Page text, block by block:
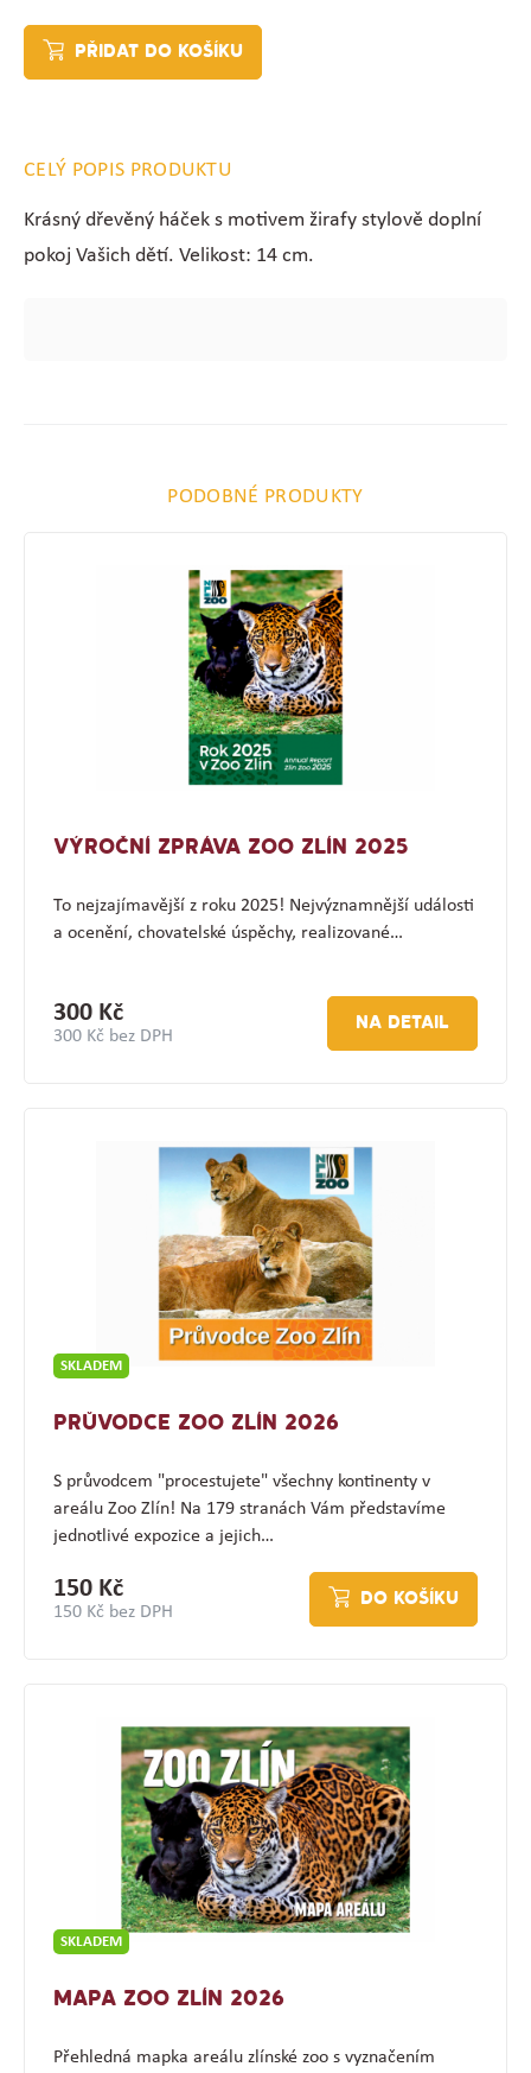
PŘIDAT DO KOŠÍKU
CELÝ POPIS PRODUKTU
Krásný dřevěný háček s motivem žirafy stylově doplní
pokoj Vašich dětí. Velikost: 14 cm.
PODOBNÉ PRODUKTY
VÝROČNÍ ZPRÁVA ZOO ZLÍN 2025
To nejzajímavější z roku 2025! Nejvýznamnější události
a ocenění, chovatelské úspěchy, realizované…
300 Kč
300 Kč bez DPH
NA DETAIL
SKLADEM
PRŮVODCE ZOO ZLÍN 2026
S průvodcem "procestujete" všechny kontinenty v
areálu Zoo Zlín! Na 179 stranách Vám představíme
jednotlivé expozice a jejich…
150 Kč
150 Kč bez DPH
DO KOŠÍKU
SKLADEM
MAPA ZOO ZLÍN 2026
Přehledná mapka areálu zlínské zoo s vyznačením